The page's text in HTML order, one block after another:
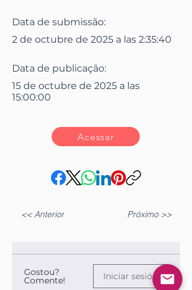
Data de submissão:
2 de octubre de 2025 a las 2:35:40
Data de publicação:
15 de octubre de 2025 a las
15:00:00
Acessar
<< Anterior Próximo >>
Gostou?
Comente! Iniciar sesión